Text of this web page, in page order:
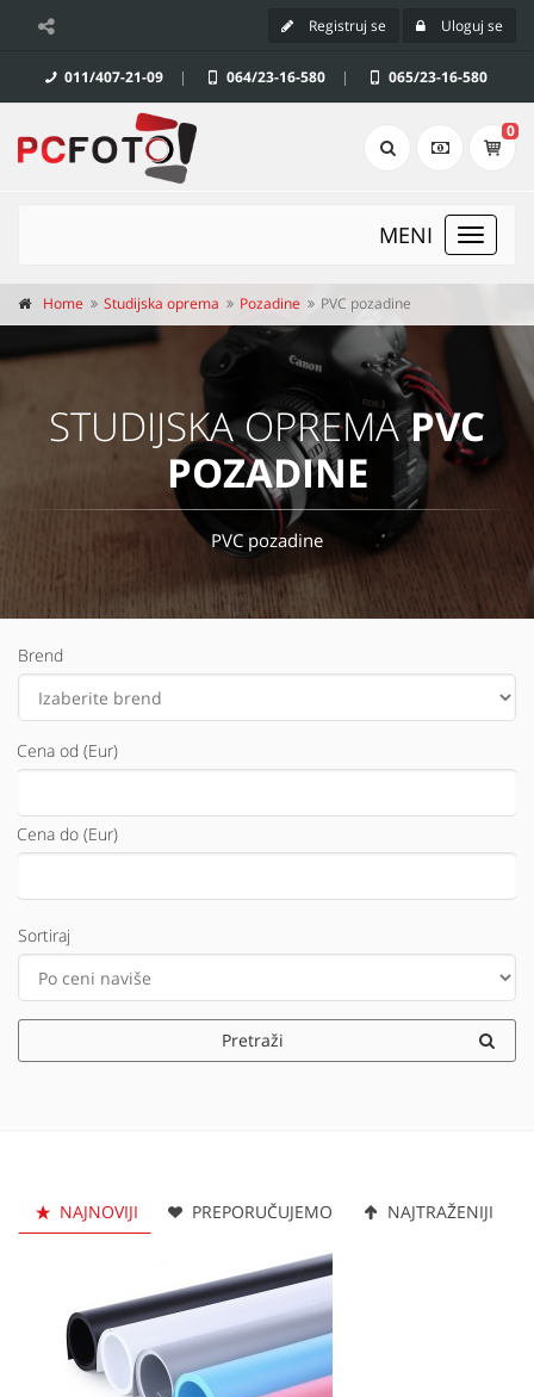
Registruj se Uloguj se
011/407-21-09 | 064/23-16-580 | 065/23-16-580
0
Toggle
MENI
Home Studijska oprema Pozadine PVC pozadine
STUDIJSKA OPREMAPVC
POZADINE
PVC pozadine
Brend
Cena od (Eur)
Cena do (Eur)
Sortiraj
Pretraži
NAJNOVIJI PREPORUČUJEMO NAJTRAŽENIJI